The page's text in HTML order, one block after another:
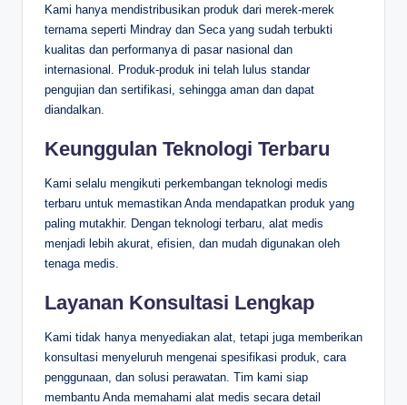
Kami hanya mendistribusikan produk dari merek-merek
ternama seperti Mindray dan Seca yang sudah terbukti
kualitas dan performanya di pasar nasional dan
internasional. Produk-produk ini telah lulus standar
pengujian dan sertifikasi, sehingga aman dan dapat
diandalkan.
Keunggulan Teknologi Terbaru
Kami selalu mengikuti perkembangan teknologi medis
terbaru untuk memastikan Anda mendapatkan produk yang
paling mutakhir. Dengan teknologi terbaru, alat medis
menjadi lebih akurat, efisien, dan mudah digunakan oleh
tenaga medis.
Layanan Konsultasi Lengkap
Kami tidak hanya menyediakan alat, tetapi juga memberikan
konsultasi menyeluruh mengenai spesifikasi produk, cara
penggunaan, dan solusi perawatan. Tim kami siap
membantu Anda memahami alat medis secara detail